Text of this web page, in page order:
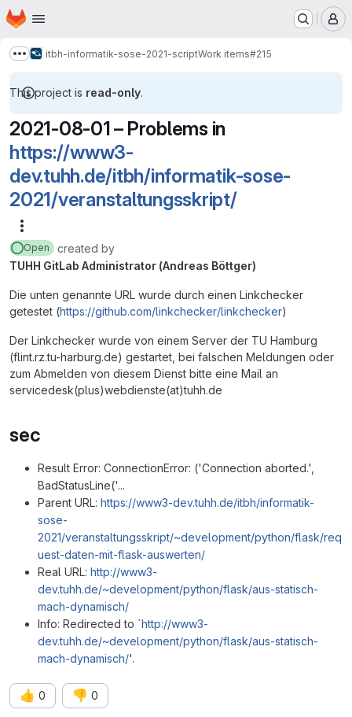
Skip to main content
Homepage
Show more breadcrumbs
itbh-informatik-sose-2021-scriptWork items#215
This project is read-only.
2021-08-01 – Problems in
https://www3-
dev.tuhh.de/itbh/informatik-sose-
2021/veranstaltungsskript/
Open created by
TUHH GitLab Administrator (Andreas Böttger)
Die unten genannte URL wurde durch einen Linkchecker
getestet (https://github.com/linkchecker/linkchecker)
Der Linkchecker wurde von einem Server der TU Hamburg
(flint.rz.tu-harburg.de) gestartet, bei falschen Meldungen oder
zum Abmelden von diesem Dienst bitte eine Mail an
servicedesk(plus)webdienste(at)tuhh.de
sec
Result Error: ConnectionError: ('Connection aborted.',
BadStatusLine('...
Parent URL: https://www3-dev.tuhh.de/itbh/informatik-
sose-
2021/veranstaltungsskript/~development/python/flask/req
uest-daten-mit-flask-auswerten/
Real URL: http://www3-
dev.tuhh.de/~development/python/flask/aus-statisch-
mach-dynamisch/
Info: Redirected to `http://www3-
dev.tuhh.de/~development/python/flask/aus-statisch-
mach-dynamisch/'.
👍 0 👎 0